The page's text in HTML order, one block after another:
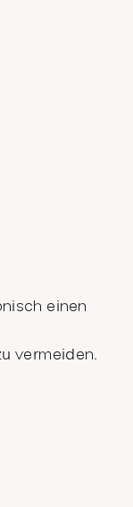
einen
vermeiden.